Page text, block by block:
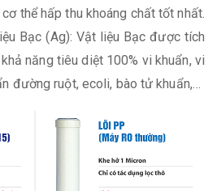
thể hấp thu khoáng chất tốt nhất.
Bạc (Ag): Vật liệu Bạc được tích
năng tiêu diệt 100% vi khuẩn, vi
đường ruột, ecoli, bào tử khuẩn,…